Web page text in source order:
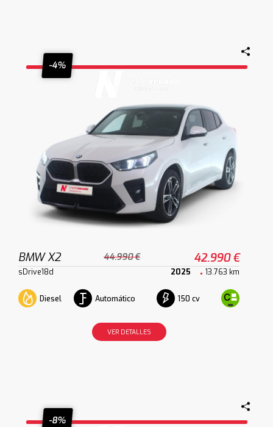
-4%
BMW X2 44.990 € 42.990 €
sDrive18d 2025 13.763 km
Diesel Automático 150 cv
VER DETALLES
-8%